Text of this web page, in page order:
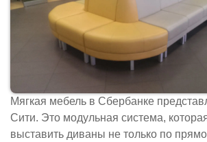
Мягкая мебель в Сбербанке
Сити. Это модульная система,
выставить диваны не только по